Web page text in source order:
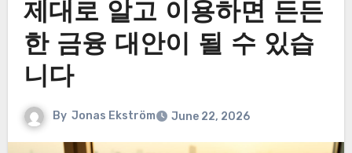
제대로 알고 이용하면 든든
한 금융 대안이 될 수 있습
니다
By Jonas Ekström June 22, 2026